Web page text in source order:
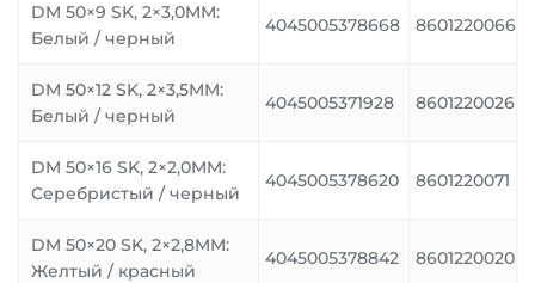
DM 50×9 SK, 2×3,0MM:
Белый / черный
4045005378668 8601220066
DM 50×12 SK, 2×3,5MM:
Белый / черный
4045005371928 8601220026
DM 50×16 SK, 2×2,0MM:
Серебристый / черный
4045005378620 8601220071
DM 50×20 SK, 2×2,8MM:
Желтый / красный
4045005378842 8601220020